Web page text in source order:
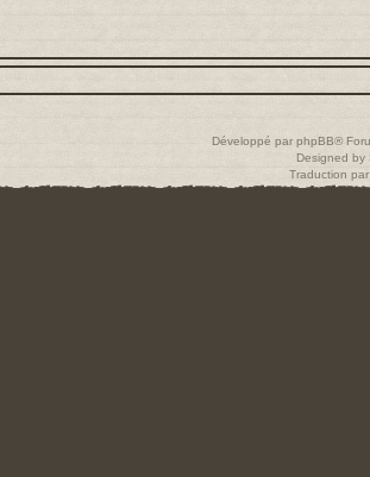
Développé par phpBB®
Designed by
Traduction par